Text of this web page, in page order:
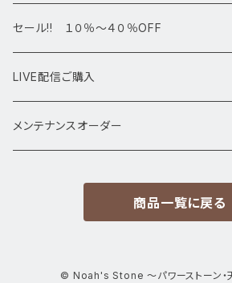
高級・高品質ブレスレット
サイズ
13㎜以上
スフィア 丸玉
置物
原石・クラスター
セール!! １０％～４０％OFF
LIVE配信ご購入
メンテナンスオーダー
商品一覧に戻る
© Noah's Stone ～パワーストーン・